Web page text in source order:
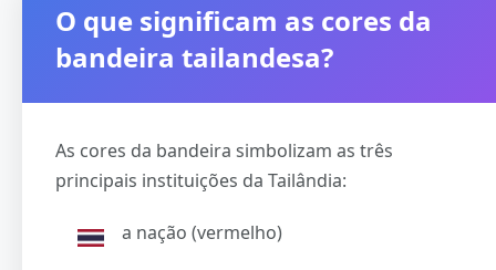
O que significam as cores da
bandeira tailandesa?
As cores da bandeira simbolizam as três
principais instituições da Tailândia:
a nação (vermelho)